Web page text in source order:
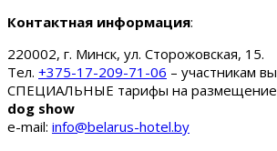
Контактная информация:
220002, г. Минск, ул. Сторожовская, 15.
Тел. +375-17-209-71-06 – участникам
СПЕЦИАЛЬНЫЕ тарифы на размещение
dog show
e-mail: info@belarus-hotel.by